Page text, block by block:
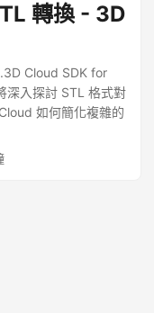
轉換 - 3D
Cloud SDK for
深入探討 STL 格式對
如何簡化複雜的